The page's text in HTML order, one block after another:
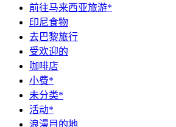
前往马来西亚旅游*
印尼食物
去巴黎旅行
受欢迎的
咖啡店
小费*
未分类*
活动*
浪漫目的地